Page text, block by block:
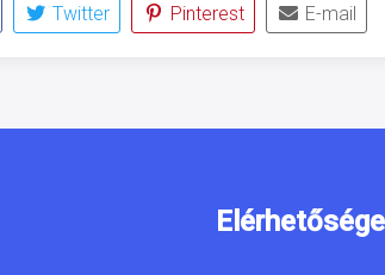
Twitter Pinterest E-mail